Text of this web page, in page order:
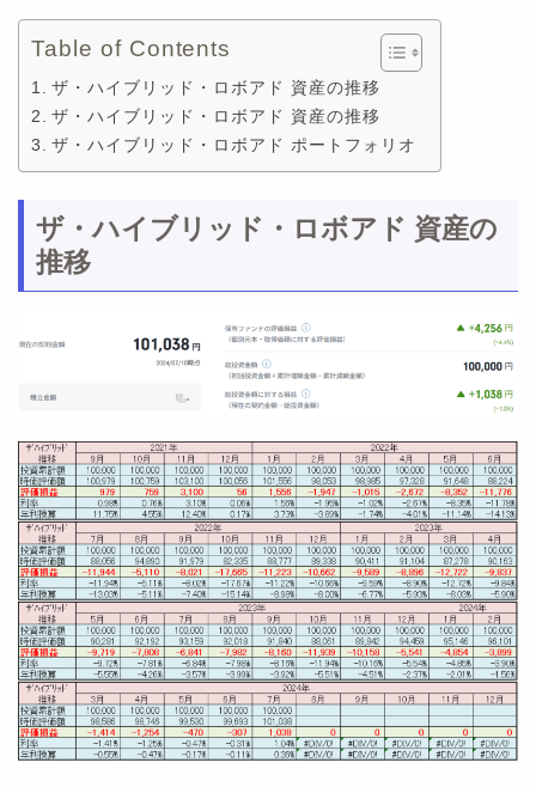
Table of Contents
ザ・ハイブリッド・ロボアド 資産の推移
ザ・ハイブリッド・ロボアド 資産の推移
ザ・ハイブリッド・ロボアド ポートフォリオ
ザ・ハイブリッド・ロボアド 資産の
推移